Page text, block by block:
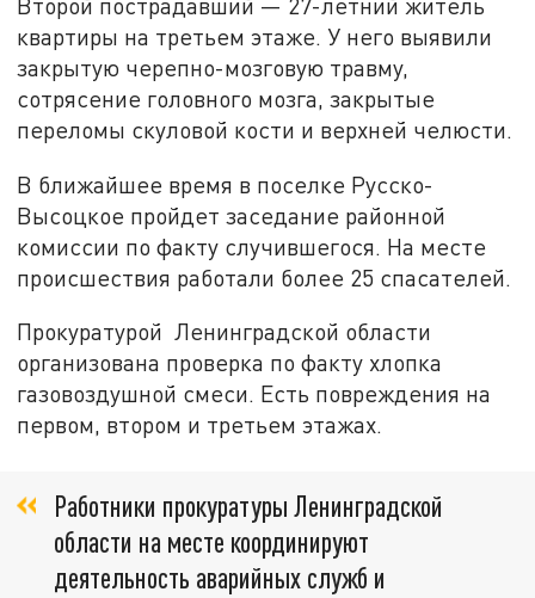
квартиры на третьем этаже. У него выявили
закрытую черепно-мозговую травму,
сотрясение головного мозга, закрытые
переломы скуловой кости и верхней челюсти.
В ближайшее время в поселке Русско-
Высоцкое пройдет заседание районной
комиссии по факту случившегося. На месте
происшествия работали более 25 спасателей.
Прокуратурой Ленинградской области
организована проверка по факту хлопка
газовоздушной смеси. Есть повреждения на
первом, втором и третьем этажах.
Работники прокуратуры Ленинградской
области на месте координируют
деятельность аварийных служб и